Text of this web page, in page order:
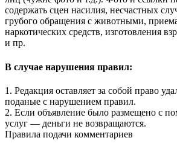
содержать сцен насилия, несчастных
грубого обращения с животными,
наркотических средств, изготовления
и пр.
В случае нарушения правил:
1. Редакция оставляет за собой право
поданые с нарушением правил.
2. Если объявление было размещено с
услуг — деньги не возвращаются.
Правила подачи комментариев